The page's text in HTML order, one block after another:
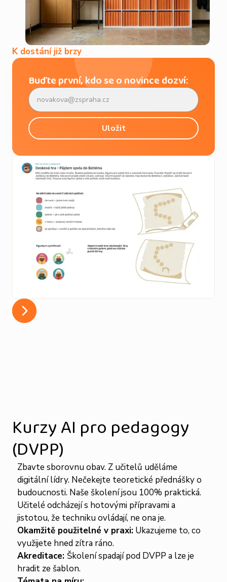
K dostání již brzy
Buďte první, kdo se o novince dozví:
Slide 3 of 6.
Kurzy AI pro pedagogy
(DVPP)
Zbavte sborovnu obav. Z učitelů uděláme
digitální lídry. Nečekejte teoretické přednášky o
budoucnosti. Naše školení jsou 100% praktická.
Učitelé odcházejí s hotovými přípravami a
jistotou, že techniku ovládají, ne ona je.
Okamžitě použitelné v praxi: Ukazujeme to, co
využijete hned zítra ráno.
Akreditace: Školení spadají pod DVPP a lze je
hradit ze šablon.